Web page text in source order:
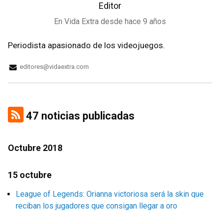
Editor
En Vida Extra desde hace 9 años
Periodista apasionado de los videojuegos.
editores@vidaextra.com
47 noticias publicadas
Octubre 2018
15 octubre
League of Legends: Orianna victoriosa será la skin que
reciban los jugadores que consigan llegar a oro